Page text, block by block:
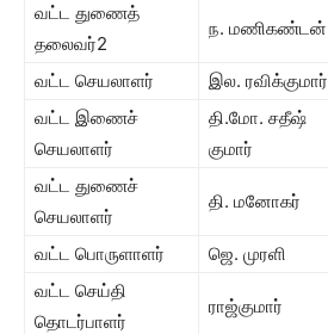
வட்ட துணைத்
தலைவர்2
ந. மணிகண்டன்
வட்ட செயலாளர் இல. ரவிக்குமார்
வட்ட இணைச்
செயலாளர்
தி.மோ. சதீஷ்
குமார்
வட்ட துணைச்
செயலாளர்
தி. மனோகர்
வட்ட பொருளாளர் ஜெ. முரளி
வட்ட செய்தி
தொடர்பாளர்
ராஜ்குமார்